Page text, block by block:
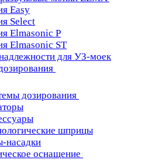
Easy
Select
Elmasonic P
Elmasonic ST
для УЗ-моек
дозирования
шприцы
насадки
оснащение